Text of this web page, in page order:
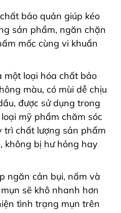
bảo quản giúp kéo
sản phẩm, ngăn chặn
mốc cùng vi khuẩn
một loại hóa chất bảo
màu, có mùi dễ chịu
được sử dụng trong
mỹ phẩm chăm sóc
trì chất lượng sản phẩm
không bị hư hỏng hay
ngăn cản bụi, nấm và
sẽ khô nhanh hơn
tình trạng mụn trên